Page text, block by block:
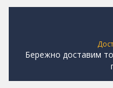
Бережно доставим